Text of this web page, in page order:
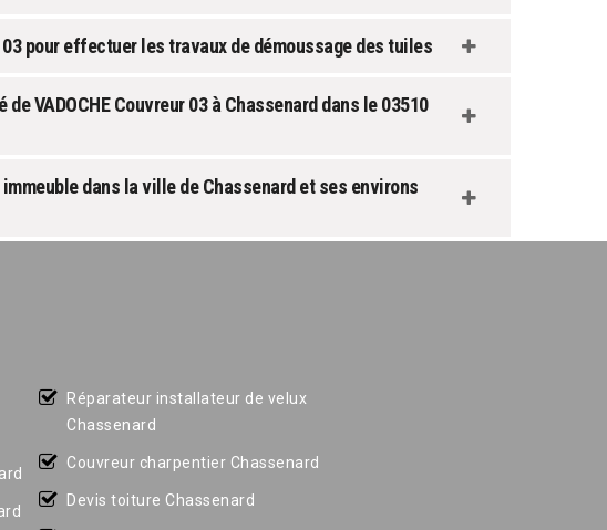
03 pour effectuer les travaux de démoussage des tuiles
VADOCHE Couvreur 03 à Chassenard dans le 03510
dans la ville de Chassenard et ses environs
Réparateur installateur de velux
Chassenard
Couvreur charpentier Chassenard
Devis toiture Chassenard